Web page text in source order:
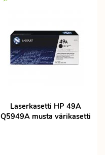
Laserkasetti HP 49A
Q5949A musta värikasetti